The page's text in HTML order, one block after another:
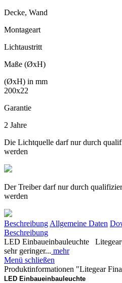
Decke, Wand
Montageart
Lichtaustritt
Maße (ØxH)
(ØxH) in mm
200x22
Garantie
2 Jahre
Die Lichtquelle darf nur durch
werden
Der Treiber darf nur durch
werden
Beschreibung Allgemeine Daten
Beschreibung
LED Einbaueinbauleuchte
sehr geringer... mehr
Menü schließen
Produktinformationen "Litegear
LED Einbaueinbauleuchte